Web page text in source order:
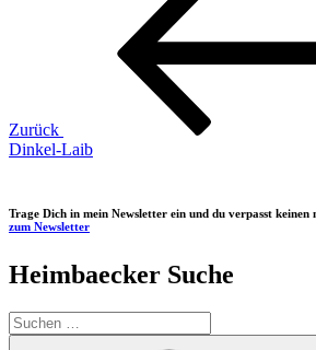
Zurück
Dinkel-Laib
Trage Dich in mein Newsletter ein und du verpasst keinen
zum Newsletter
Heimbaecker Suche
Suchen
nach: